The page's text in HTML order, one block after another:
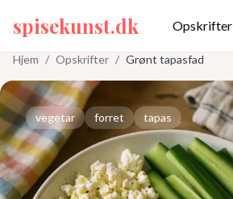
spisekunst.dk Opskrifter
Hjem / Opskrifter / Grønt tapasfad
vegetar forret tapas